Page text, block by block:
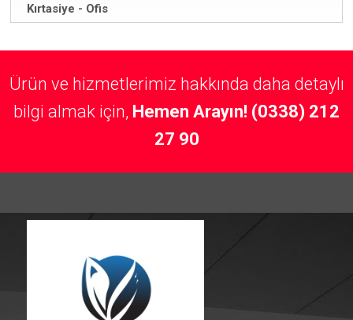
Kırtasiye - Ofis
Ürün ve hizmetlerimiz hakkında daha detaylı
bilgi almak için, Hemen Arayın! (0338) 212
27 90